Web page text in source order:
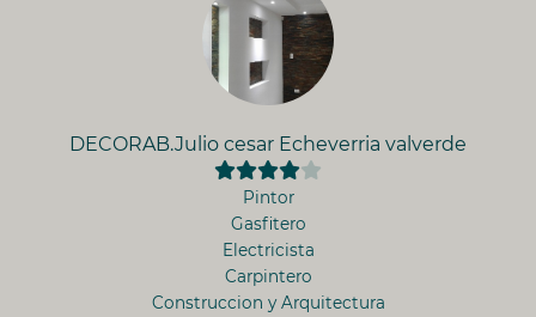
DECORAB.Julio cesar Echeverria valverde
Pintor
Gasfitero
Electricista
Carpintero
Construccion y Arquitectura